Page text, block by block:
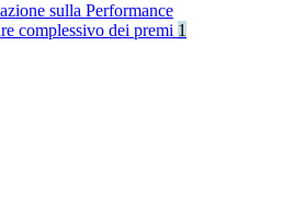
sulla Performance
complessivo dei premi 1